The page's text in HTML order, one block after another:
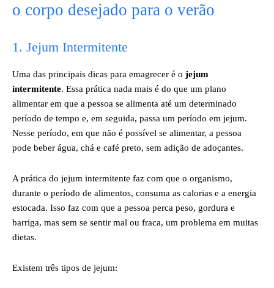
o corpo desejado para o verão
1. Jejum Intermitente
Uma das principais dicas para emagrecer é o jejum
intermitente. Essa prática nada mais é do que um plano
alimentar em que a pessoa se alimenta até um determinado
período de tempo e, em seguida, passa um período em jejum.
Nesse período, em que não é possível se alimentar, a pessoa
pode beber água, chá e café preto, sem adição de adoçantes.
A prática do jejum intermitente faz com que o organismo,
durante o período de alimentos, consuma as calorias e a energia
estocada. Isso faz com que a pessoa perca peso, gordura e
barriga, mas sem se sentir mal ou fraca, um problema em muitas
dietas.
Existem três tipos de jejum: